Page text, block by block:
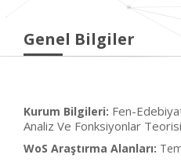
Genel Bilgiler
Kurum Bilgileri: Fen-
Analiz Ve Fonksiyonlar Teorisi
WoS Araştırma Alanları: